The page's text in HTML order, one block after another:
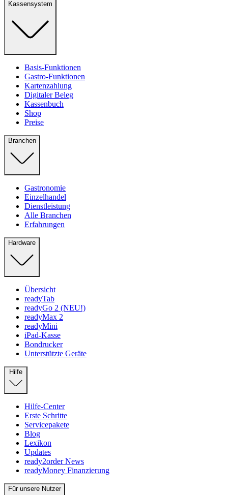
Kassensystem
Basis-Funktionen
Gastro-Funktionen
Kartenzahlung
Digitaler Beleg
Kassenbuch
Shop
Preise
Branchen
Gastronomie
Einzelhandel
Dienstleistung
Alle Branchen
Erfahrungen
Hardware
Übersicht
readyTab
readyGo 2 (NEU!)
readyMax 2
readyMini
iPad-Kasse
Bondrucker
Unterstützte Geräte
Hilfe-Center
Erste Schritte
Servicepakete
Blog
Lexikon
Updates
ready2order News
readyMoney Finanzierung
Für unsere Nutzer